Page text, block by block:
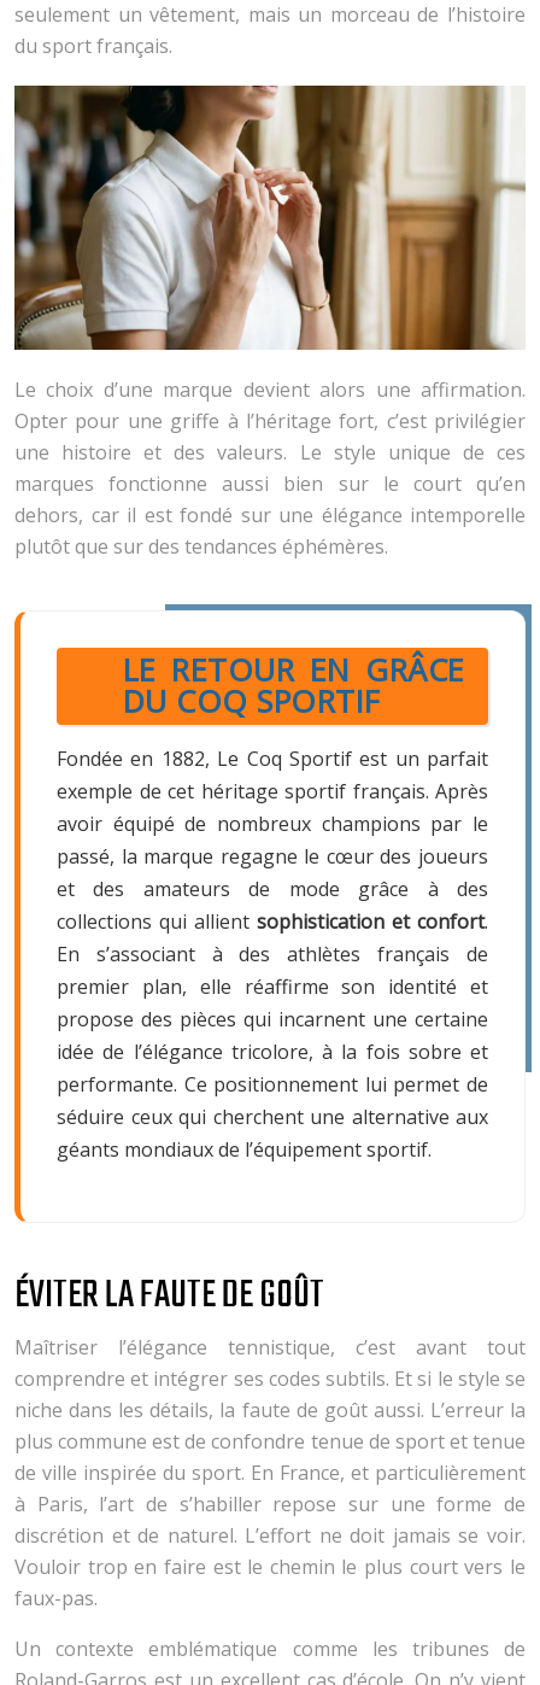
seulement un vêtement, mais un morceau de l’histoire
du sport français.
Le choix d’une marque devient alors une affirmation.
Opter pour une griffe à l’héritage fort, c’est privilégier
une histoire et des valeurs. Le style unique de ces
marques fonctionne aussi bien sur le court qu’en
dehors, car il est fondé sur une élégance intemporelle
plutôt que sur des tendances éphémères.
LE RETOUR EN GRÂCE
DU COQ SPORTIF
Fondée en 1882, Le Coq Sportif est un parfait
exemple de cet héritage sportif français. Après
avoir équipé de nombreux champions par le
passé, la marque regagne le cœur des joueurs
et des amateurs de mode grâce à des
collections qui allient sophistication et confort.
En s’associant à des athlètes français de
premier plan, elle réaffirme son identité et
propose des pièces qui incarnent une certaine
idée de l’élégance tricolore, à la fois sobre et
performante. Ce positionnement lui permet de
séduire ceux qui cherchent une alternative aux
géants mondiaux de l’équipement sportif.
ÉVITER LA FAUTE DE GOÛT
Maîtriser l’élégance tennistique, c’est avant tout
comprendre et intégrer ses codes subtils. Et si le style se
niche dans les détails, la faute de goût aussi. L’erreur la
plus commune est de confondre tenue de sport et tenue
de ville inspirée du sport. En France, et particulièrement
à Paris, l’art de s’habiller repose sur une forme de
discrétion et de naturel. L’effort ne doit jamais se voir.
Vouloir trop en faire est le chemin le plus court vers le
faux-pas.
Un contexte emblématique comme les tribunes de